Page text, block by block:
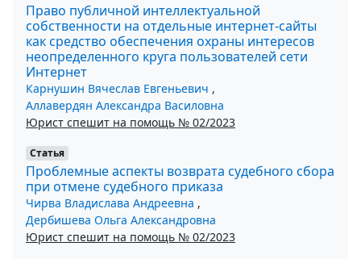
Право публичной интеллектуальной
собственности на отдельные интернет-сайты
как средство обеспечения охраны интересов
неопределенного круга пользователей сети
Интернет
Карнушин Вячеслав Евгеньевич ,
Аллавердян Александра Василовна
Юрист спешит на помощь № 02/2023
Статья
Проблемные аспекты возврата судебного сбора
при отмене судебного приказа
Чирва Владислава Андреевна ,
Дербишева Ольга Александровна
Юрист спешит на помощь № 02/2023